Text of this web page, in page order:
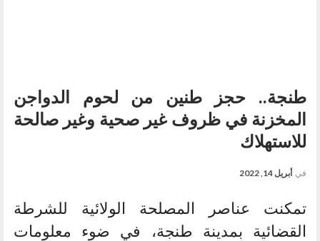
طنجة.. حجز طنين من لحوم الدواجن
المخزنة في ظروف غير صحية وغير صالحة
للاستهلاك
في أبريل 14, 2022
تمكنت عناصر المصلحة الولائية للشرطة
القضائية بمدينة طنجة، في ضوء معلومات